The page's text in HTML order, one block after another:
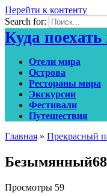
Перейти к контенту
Search for:
Куда
Отели мира
Острова
Рестораны мира
Экскурсии
Фестивали
Путешествия
Главная » Прекрасный
Просмотры 59